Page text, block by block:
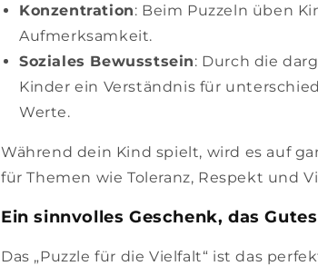
Konzentration: Beim Puzzeln üben
Aufmerksamkeit.
Soziales Bewusstsein: Durch die
Kinder ein Verständnis für
Werte.
Während dein Kind spielt, wird es auf
für Themen wie Toleranz, Respekt und
Ein sinnvolles Geschenk, das
Das „Puzzle für die Vielfalt“ ist das